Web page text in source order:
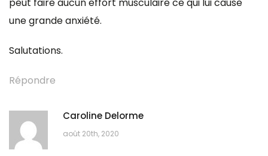
une grande anxiété.
Salutations.
Répondre
Caroline Delorme
août 20th, 2020